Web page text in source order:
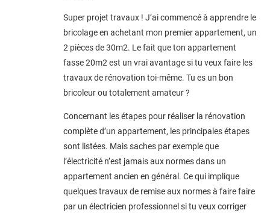
Super projet travaux ! J’ai commencé à apprendre le
bricolage en achetant mon premier appartement, un
2 pièces de 30m2. Le fait que ton appartement
fasse 20m2 est un vrai avantage si tu veux faire les
travaux de rénovation toi-même. Tu es un bon
bricoleur ou totalement amateur ?
Concernant les étapes pour réaliser la rénovation
complète d’un appartement, les principales étapes
sont listées. Mais saches par exemple que
l’électricité n’est jamais aux normes dans un
appartement ancien en général. Ce qui implique
quelques travaux de remise aux normes à faire faire
par un électricien professionnel si tu veux corriger